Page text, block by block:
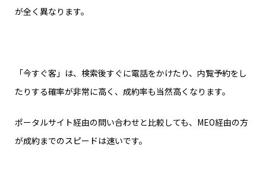
が全く異なります。
「今すぐ客」は、検索後すぐに電話をかけたり、内覧予約をし
たりする確率が非常に高く、成約率も当然高くなります。
ポータルサイト経由の問い合わせと比較しても、MEO経由の方
が成約までのスピードは速いです。